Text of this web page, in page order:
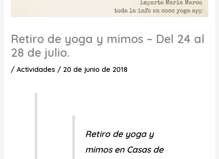
Retiro de yoga y mimos – Del 24 al
28 de julio.
/Actividades / 20 de junio de 2018
Retiro de yoga y
mimos en Casas de